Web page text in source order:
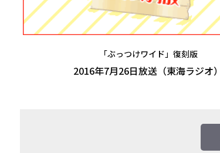
「ぶっつけワイド」復刻版
2016年7月26日放送（東海ラジオ）